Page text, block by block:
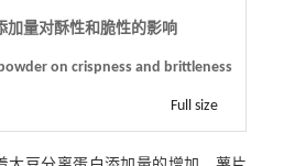
加量对酥性和脆性的影响
on crispness and brittleness
Full size